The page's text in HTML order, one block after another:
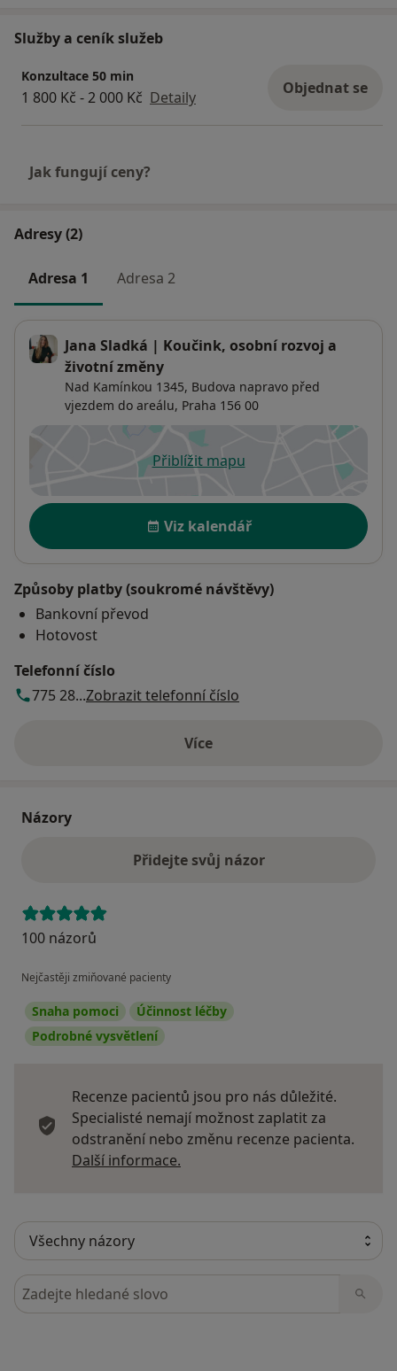
Služby a ceník služeb
Konzultace 50 min
1 800 Kč - 2 000 Kč Detaily Objednat se
Jak fungují ceny?
Adresy (2)
Adresa 1 Adresa 2
Jana Sladká | Koučink, osobní rozvoj a
životní změny
Nad Kamínkou 1345, Budova napravo před
vjezdem do areálu, Praha 156 00
Přiblížit mapuse otevře v nové záložce
Dostupnost
Viz kalendář
Způsoby platby (soukromé návštěvy)
Bankovní převod
Hotovost
Telefonní číslo
775 28...Zobrazit telefonní číslo
Víceo adrese
Názory
Přidejte svůj názor
100 názorů
Nejčastěji zmiňované pacienty
Snaha pomoci
Účinnost léčby
Podrobné vysvětlení
Recenze pacientů jsou pro nás důležité.
Specialisté nemají možnost zaplatit za
odstranění nebo změnu recenze pacienta.
Další informace.
Hledejte v názorech